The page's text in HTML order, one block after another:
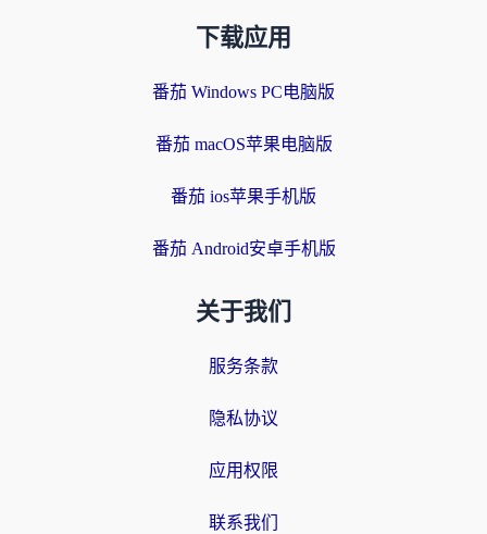
下载应用
番茄 Windows PC电脑版
番茄 macOS苹果电脑版
番茄 ios苹果手机版
番茄 Android安卓手机版
关于我们
服务条款
隐私协议
应用权限
联系我们